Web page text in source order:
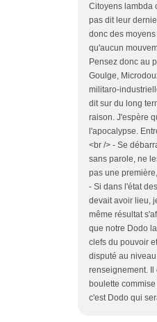
Citoyens lambda
pas dit leur
donc des
qu'aucun
Pensez donc au
Goulge,
militaro-
dit sur du long
raison. J'espère
l'apocalypse.
<br /> - Se
sans parole, ne
pas une
- Si dans l'état
devait avoir lieu,
même résultat
que notre Dodo
clefs du pouvoir
disputé au
renseignement. Il
boulette
c'est Dodo qui